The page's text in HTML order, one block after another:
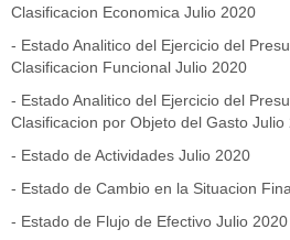
Clasificacion Economica Julio 2020
- Estado Analitico del Ejercicio del
Clasificacion Funcional Julio 2020
- Estado Analitico del Ejercicio del
Clasificacion por Objeto del Gasto Julio
- Estado de Actividades Julio 2020
- Estado de Cambio en la Situacion
- Estado de Flujo de Efectivo Julio 2020